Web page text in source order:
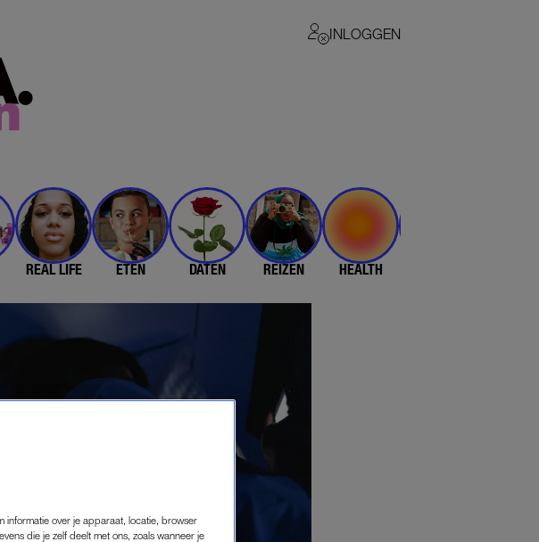
INLOGGEN
REAL LIFE ETEN DATEN REIZEN HEALTH
informatie over je apparaat, locatie, browser
die je zelf deelt met ons, zoals wanneer je